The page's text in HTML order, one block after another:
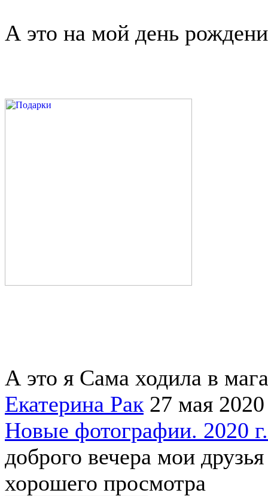
А это на мой день
А это я Сама ходила в
Екатерина Рак 27 мая 2020
Новые фотографии. 2020 г.
доброго вечера мои
хорошего просмотра